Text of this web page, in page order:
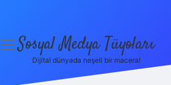
menüyüSosyal Medya Tüyoları
Dijital dünyada neşeli bir macera!